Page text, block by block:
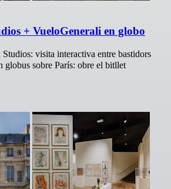
+ VueloGenerali en globo
visita interactiva entre bastidors
globus sobre París: obre el bitllet